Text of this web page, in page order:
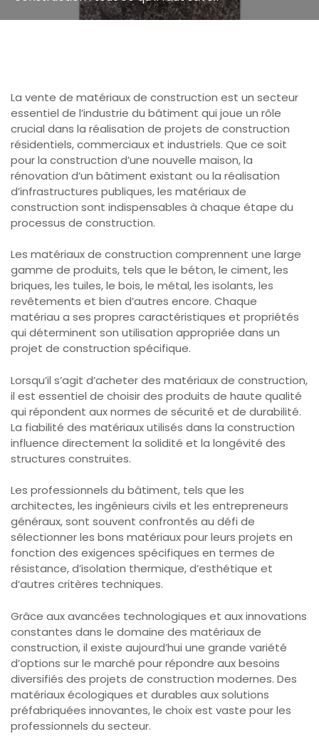
La vente de matériaux de construction est un secteur
essentiel de l’industrie du bâtiment qui joue un rôle
crucial dans la réalisation de projets de construction
résidentiels, commerciaux et industriels. Que ce soit
pour la construction d’une nouvelle maison, la
rénovation d’un bâtiment existant ou la réalisation
d’infrastructures publiques, les matériaux de
construction sont indispensables à chaque étape du
processus de construction.
Les matériaux de construction comprennent une large
gamme de produits, tels que le béton, le ciment, les
briques, les tuiles, le bois, le métal, les isolants, les
revêtements et bien d’autres encore. Chaque
matériau a ses propres caractéristiques et propriétés
qui déterminent son utilisation appropriée dans un
projet de construction spécifique.
Lorsqu’il s’agit d’acheter des matériaux de construction,
il est essentiel de choisir des produits de haute qualité
qui répondent aux normes de sécurité et de durabilité.
La fiabilité des matériaux utilisés dans la construction
influence directement la solidité et la longévité des
structures construites.
Les professionnels du bâtiment, tels que les
architectes, les ingénieurs civils et les entrepreneurs
généraux, sont souvent confrontés au défi de
sélectionner les bons matériaux pour leurs projets en
fonction des exigences spécifiques en termes de
résistance, d’isolation thermique, d’esthétique et
d’autres critères techniques.
Grâce aux avancées technologiques et aux innovations
constantes dans le domaine des matériaux de
construction, il existe aujourd’hui une grande variété
d’options sur le marché pour répondre aux besoins
diversifiés des projets de construction modernes. Des
matériaux écologiques et durables aux solutions
préfabriquées innovantes, le choix est vaste pour les
professionnels du secteur.